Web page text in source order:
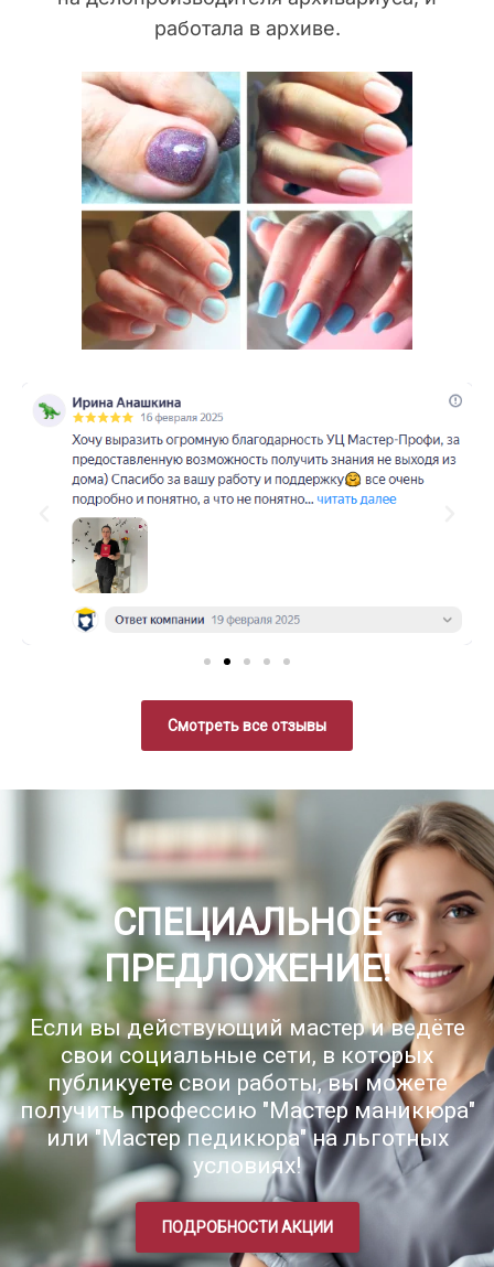
работала в архиве.
Смотреть все отзывы
СПЕЦИАЛЬНОЕ
ПРЕДЛОЖЕНИЕ!
Если вы действующий мастер и ведёте
свои социальные сети, в которых
публикуете свои работы, вы можете
получить профессию "Мастер маникюра"
или "Мастер педикюра" на льготных
условиях!
ПОДРОБНОСТИ АКЦИИ